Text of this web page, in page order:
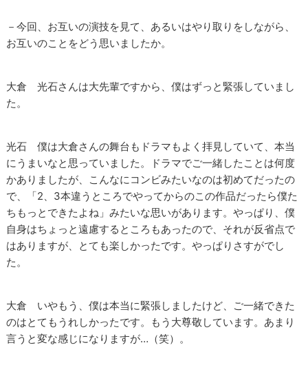
－今回、お互いの演技を見て、あるいはやり取りをしながら、
お互いのことをどう思いましたか。
大倉 光石さんは大先輩ですから、僕はずっと緊張していまし
た。
光石 僕は大倉さんの舞台もドラマもよく拝見していて、本当
にうまいなと思っていました。ドラマでご一緒したことは何度
かありましたが、こんなにコンビみたいなのは初めてだったの
で、「2、3本違うところでやってからのこの作品だったら僕た
ちもっとできたよね」みたいな思いがあります。やっぱり、僕
自身はちょっと遠慮するところもあったので、それが反省点で
はありますが、とても楽しかったです。やっぱりさすがでし
た。
大倉 いやもう、僕は本当に緊張しましたけど、ご一緒できた
のはとてもうれしかったです。もう大尊敬しています。あまり
言うと変な感じになりますが…（笑）。